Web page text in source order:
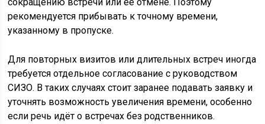
рекомендуется прибывать к точному времени,
указанному в пропуске.
Для повторных визитов или длительных встреч иногда
требуется отдельное согласование с руководством
СИЗО. В таких случаях стоит заранее подавать заявку и
уточнять возможность увеличения времени, особенно
если речь идёт о встречах без родственников.